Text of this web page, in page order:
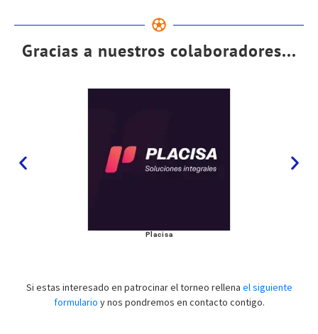
Gracias a nuestros colaboradores...
Placisa
Si estas interesado en patrocinar el torneo rellena el siguiente
formulario y nos pondremos en contacto contigo.